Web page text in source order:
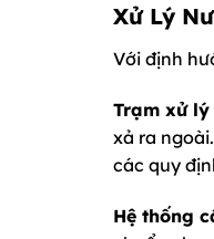
Xử Lý
Với định
Trạm xử
xả ra
các quy
Hệ thống